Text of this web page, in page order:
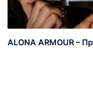
ALONA ARMOUR –